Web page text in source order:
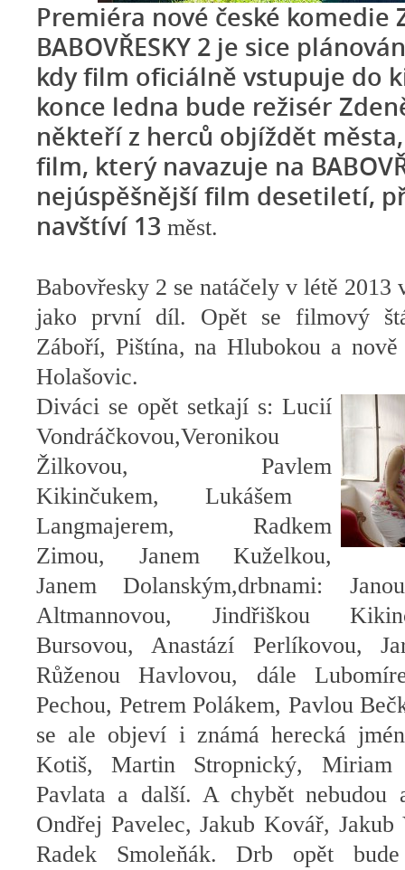
Premiéra nové české komedie
BABOVŘESKY 2 je sice
kdy film oficiálně vstupuje do
konce ledna bude režisér
někteří z herců objíždět
film, který navazuje na
nejúspěšnější film desetiletí,
navštíví 13 měst.
Babovřesky 2 se natáčely v létě 2013
jako první díl. Opět se filmový
Záboří, Pištína, na Hlubokou a
Holašovic.
Diváci se opět setkají s: Lucií
Vondráčkovou,Veronikou
Žilkovou, Pavlem
Kikinčukem, Lukášem
Langmajerem, Radkem
Zimou, Janem Kuželkou,
Janem Dolanským,drbnami:
Altmannovou, Jindřiškou
Bursovou, Anastází Perlíkovou,
Růženou Havlovou, dále
Pechou, Petrem Polákem, Pavlou
se ale objeví i známá herecká
Kotiš, Martin Stropnický, Miriam
Pavlata a další. A chybět nebudou
Ondřej Pavelec, Jakub Kovář,
Radek Smoleňák. Drb opět